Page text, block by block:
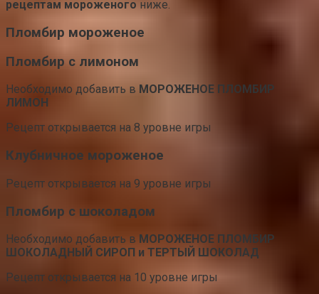
рецептам мороженого ниже.
Пломбир мороженое
Пломбир с лимоном
Необходимо добавить в МОРОЖЕНОЕ ПЛОМБИР
ЛИМОН
Рецепт открывается на 8 уровне игры
Клубничное мороженое
Рецепт открывается на 9 уровне игры
Пломбир с шоколадом
Необходимо добавить в МОРОЖЕНОЕ ПЛОМБИР
ШОКОЛАДНЫЙ СИРОП и ТЕРТЫЙ ШОКОЛАД
Рецепт открывается на 10 уровне игры